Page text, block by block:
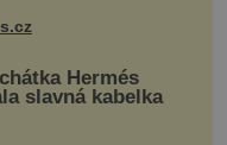
Hermés
slavná kabelka